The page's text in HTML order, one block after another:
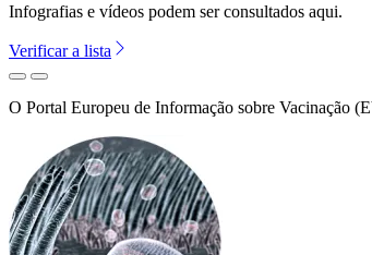
Infografias e vídeos podem ser consultados aqui.
Verificar a lista
AnteriorSeguinte
O Portal Europeu de Informação sobre Vacinação